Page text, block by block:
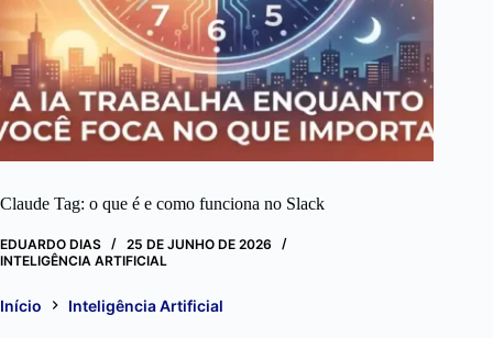
Claude Tag: o que é e como funciona no Slack
EDUARDO DIAS
25 DE JUNHO DE 2026
INTELIGÊNCIA ARTIFICIAL
Início Inteligência Artificial